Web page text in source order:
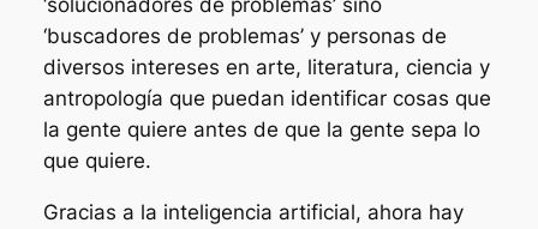
‘solucionadores de problemas’ sino
‘buscadores de problemas’ y personas de
diversos intereses en arte, literatura, ciencia y
antropología que puedan identificar cosas que
la gente quiere antes de que la gente sepa lo
que quiere.
Gracias a la inteligencia artificial, ahora hay